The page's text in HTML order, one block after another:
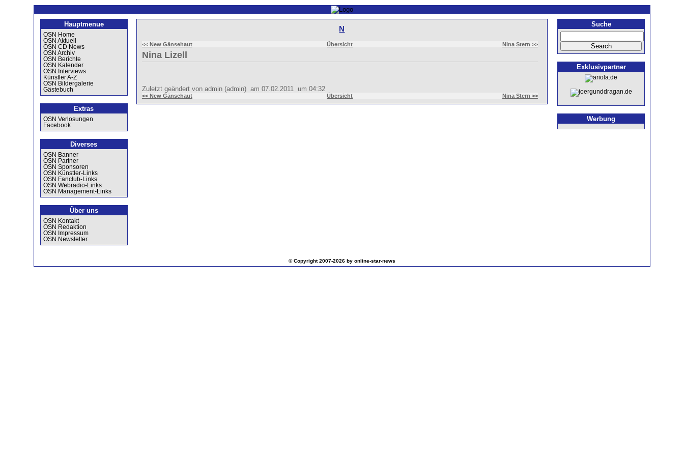
Hauptmenue
OSN Home
OSN Aktuell
OSN CD News
OSN Archiv
OSN Berichte
OSN Kalender
OSN Interviews
Künstler A-Z
OSN Bildergalerie
Gästebuch
Extras
OSN Verlosungen
Facebook
Diverses
OSN Banner
OSN Partner
OSN Sponsoren
OSN Künstler-Links
OSN Fanclub-Links
OSN Webradio-Links
OSN Management-Links
Über uns
OSN Kontakt
OSN Redaktion
OSN Impressum
OSN Newsletter
Suche
Exklusivpartner
Werbung
N
<< New Gänsehaut Übersicht Nina Stern >>
Nina Lizell
Zuletzt geändert von admin (admin) am 07.02.2011 um 04:32
<< New Gänsehaut Übersicht Nina Stern >>
© Copyright 2007-2026 by online-star-news